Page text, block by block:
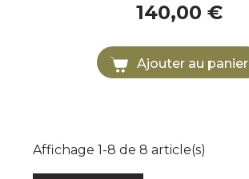
140,00 €
Ajouter au panier
Affichage 1-8 de 8 article(s)